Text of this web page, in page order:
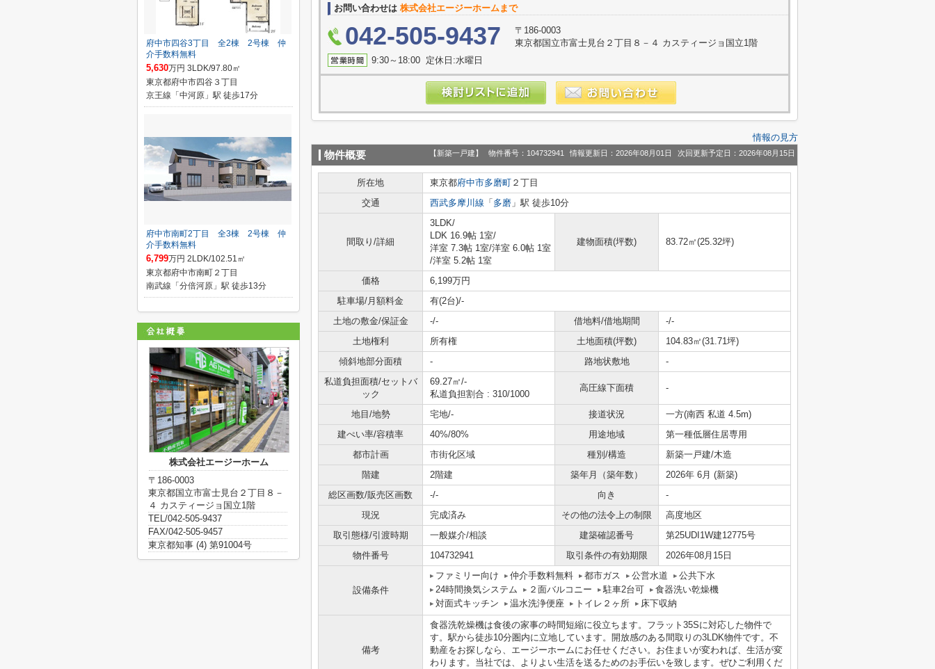
お問い合わせは 株式会社エージーホームまで
042-505-9437
〒186-0003
東京都国立市富士見台２丁目８－４ カスティージョ国立1階
9:30～18:00 定休日:水曜日
情報の見方
物件概要 【新築一戸建】 物件番号：104732941 情報更新日：2026年08月01日 次回更新予定日：2026年08月15日
所在地 東京都府中市多磨町 ２丁目
交通
西武多摩川線 「 多磨 」駅 徒歩10分
間取り/詳細
3LDK/
LDK 16.9帖 1室/
洋室 7.3帖 1室/洋室 6.0帖 1室
/洋室 5.2帖 1室
建物面積(坪数) 83.72㎡(25.32坪)
価格
6,199万円
駐車場/月額料金
有(2台)/-
土地の敷金/保証金
-/- 借地料/借地期間
-/-
土地権利
所有権 土地面積(坪数)
104.83㎡(31.71坪)
傾斜地部分面積
- 路地状敷地
-
私道負担面積/セットバ
ック
69.27㎡/-
私道負担割合 : 310/1000
高圧線下面積 -
地目/地勢 宅地/- 接道状況
一方(南西 私道 4.5m)
建ぺい率/容積率
40%/80% 用途地域
第一種低層住居専用
都市計画
市街化区域 種別/構造
新築一戸建/木造
階建
2階建 築年月（築年数）
2026年 6月 (新築)
総区画数/販売区画数
-/- 向き
-
現況
完成済み その他の法令上の制限
高度地区
取引態様/引渡時期
一般媒介/相談 建築確認番号
第25UDI1W建12775号
物件番号
104732941 取引条件の有効期限 2026年08月15日
設備条件
ファミリー向け 仲介手数料無料 都市ガス 公営水道
公共下水
24時間換気システム
２面バルコニー 駐車2台可
食器洗い乾燥機
対面式キッチン
温水洗浄便座 トイレ２ヶ所 床下収納
備考
食器洗乾燥機は食後の家事の時間短縮に役立ちます。フラット35Sに対応した物件で
す。駅から徒歩10分圏内に立地しています。開放感のある間取りの3LDK物件です。不
動産をお探しなら、エージーホームにお任せください。お住まいが変われば、生活が変
わります。当社では、よりよい生活を送るためのお手伝いを致します。ぜひご利用くだ
府中市四谷3丁目 全2棟 2号棟 仲
介手数料無料
5,630万円 3LDK/97.80㎡
東京都府中市四谷３丁目
京王線「中河原」駅 徒歩17分
府中市南町2丁目 全3棟 2号棟 仲
介手数料無料
6,799万円 2LDK/102.51㎡
東京都府中市南町２丁目
南武線「分倍河原」駅 徒歩13分
株式会社エージーホーム
〒186-0003
東京都国立市富士見台２丁目８－
４ カスティージョ国立1階
TEL/042-505-9437
FAX/042-505-9457
東京都知事 (4) 第91004号